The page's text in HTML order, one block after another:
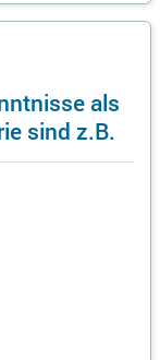
als
sind z.B.